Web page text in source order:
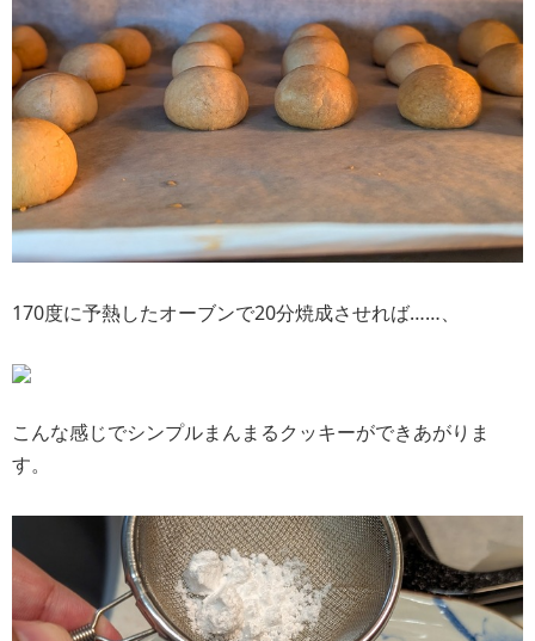
170度に予熱したオーブンで20分焼成させれば……、
こんな感じでシンプルまんまるクッキーができあがりま
す。